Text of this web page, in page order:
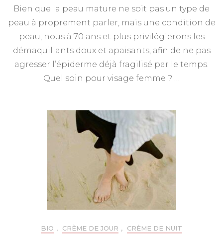
Bien que la peau mature ne soit pas un type de
peau à proprement parler, mais une condition de
peau, nous à 70 ans et plus privilégierons les
démaquillants doux et apaisants, afin de ne pas
agresser l’épiderme déjà fragilisé par le temps.
Quel soin pour visage femme ? …
BIO , CRÈME DE JOUR , CRÈME DE NUIT